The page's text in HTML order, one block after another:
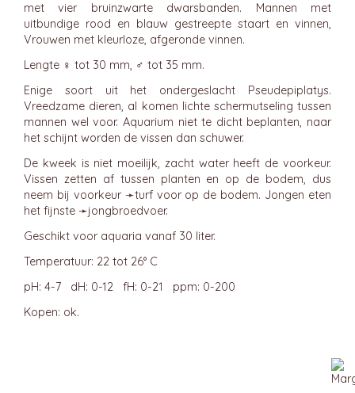
met vier bruinzwarte dwarsbanden. Mannen met
uitbundige rood en blauw gestreepte staart en vinnen,
Vrouwen met kleurloze, afgeronde vinnen.
Lengte ♀ tot 30 mm, ♂ tot 35 mm.
Enige soort uit het ondergeslacht Pseudepiplatys.
Vreedzame dieren, al komen lichte schermutseling tussen
mannen wel voor. Aquarium niet te dicht beplanten, naar
het schijnt worden de vissen dan schuwer.
De kweek is niet moeilijk, zacht water heeft de voorkeur.
Vissen zetten af tussen planten en op de bodem, dus
neem bij voorkeur ➛turfvoor op de bodem. Jongen eten
het fijnste ➛jongbroedvoer.
Geschikt voor aquaria vanaf 30 liter.
Temperatuur: 22 tot 26° C
pH: 4-7 dH: 0-12 fH: 0-21 ppm: 0-200
Kopen: ok.